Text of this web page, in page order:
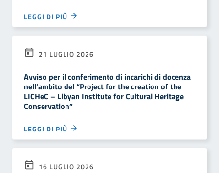
LEGGI DI PIÙ
21 LUGLIO 2026
Avviso per il conferimento di incarichi di docenza
nell’ambito del “Project for the creation of the
LICHeC – Libyan Institute for Cultural Heritage
Conservation”
LEGGI DI PIÙ
16 LUGLIO 2026